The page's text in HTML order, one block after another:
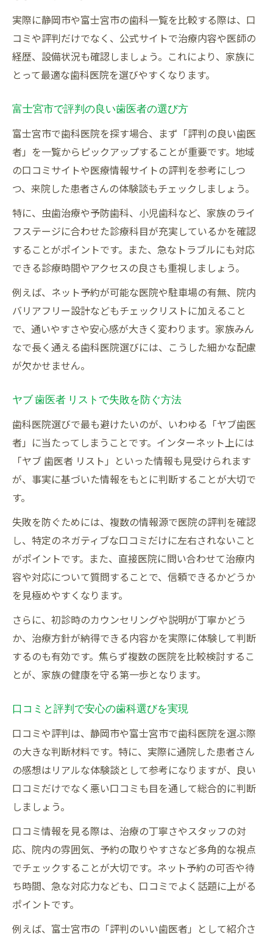
実際に静岡市や富士宮市の歯科一覧を比較する際は、口
コミや評判だけでなく、公式サイトで治療内容や医師の
経歴、設備状況も確認しましょう。これにより、家族に
とって最適な歯科医院を選びやすくなります。
富士宮市で評判の良い歯医者の選び方
富士宮市で歯科医院を探す場合、まず「評判の良い歯医
者」を一覧からピックアップすることが重要です。地域
の口コミサイトや医療情報サイトの評判を参考にしつ
つ、来院した患者さんの体験談もチェックしましょう。
特に、虫歯治療や予防歯科、小児歯科など、家族のライ
フステージに合わせた診療科目が充実しているかを確認
することがポイントです。また、急なトラブルにも対応
できる診療時間やアクセスの良さも重視しましょう。
例えば、ネット予約が可能な医院や駐車場の有無、院内
バリアフリー設計などもチェックリストに加えること
で、通いやすさや安心感が大きく変わります。家族みん
なで長く通える歯科医院選びには、こうした細かな配慮
が欠かせません。
ヤブ 歯医者 リストで失敗を防ぐ方法
歯科医院選びで最も避けたいのが、いわゆる「ヤブ歯医
者」に当たってしまうことです。インターネット上には
「ヤブ 歯医者 リスト」といった情報も見受けられます
が、事実に基づいた情報をもとに判断することが大切で
す。
失敗を防ぐためには、複数の情報源で医院の評判を確認
し、特定のネガティブな口コミだけに左右されないこと
がポイントです。また、直接医院に問い合わせて治療内
容や対応について質問することで、信頼できるかどうか
を見極めやすくなります。
さらに、初診時のカウンセリングや説明が丁寧かどう
か、治療方針が納得できる内容かを実際に体験して判断
するのも有効です。焦らず複数の医院を比較検討するこ
とが、家族の健康を守る第一歩となります。
口コミと評判で安心の歯科選びを実現
口コミや評判は、静岡市や富士宮市で歯科医院を選ぶ際
の大きな判断材料です。特に、実際に通院した患者さん
の感想はリアルな体験談として参考になりますが、良い
口コミだけでなく悪い口コミも目を通して総合的に判断
しましょう。
口コミ情報を見る際は、治療の丁寧さやスタッフの対
応、院内の雰囲気、予約の取りやすさなど多角的な視点
でチェックすることが大切です。ネット予約の可否や待
ち時間、急な対応力なども、口コミでよく話題に上がる
ポイントです。
例えば、富士宮市の「評判のいい歯医者」として紹介さ